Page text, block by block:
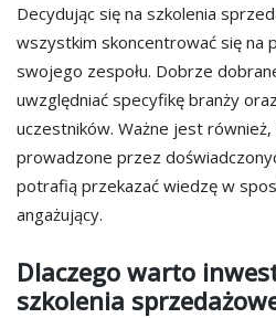
Decydując się na szkolenia
wszystkim skoncentrować się na
swojego zespołu. Dobrze
uwzględniać specyfikę branży
uczestników. Ważne jest również,
prowadzone przez
potrafią przekazać wiedzę w
angażujący.
Dlaczego warto
szkolenia